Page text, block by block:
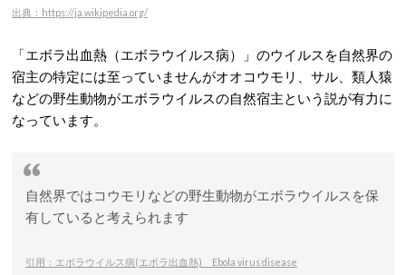
出典：https://ja.wikipedia.org/
「エボラ出血熱（エボラウイルス病）」のウイルスを自然界の
宿主の特定には至っていませんがオオコウモリ、サル、類人猿
などの野生動物がエボラウイルスの自然宿主という説が有力に
なっています。
自然界ではコウモリなどの野生動物がエボラウイルスを保
有していると考えられます
引用：エボラウイルス病(エボラ出血熱) Ebola virus disease